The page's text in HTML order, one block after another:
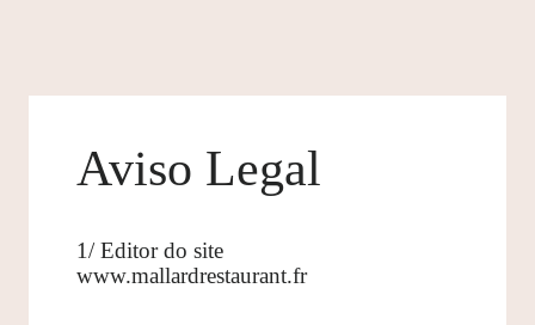
Aviso Legal
1/ Editor do site
www.mallardrestaurant.fr